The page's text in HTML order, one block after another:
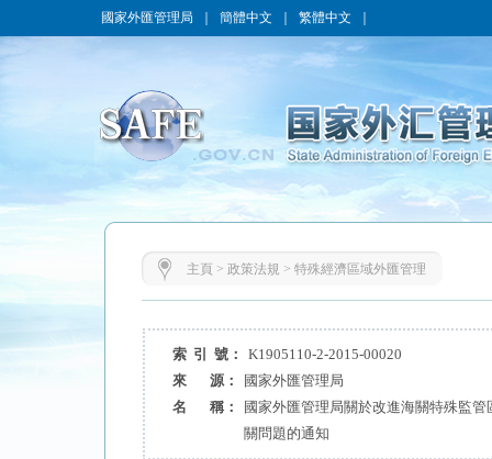
國家外匯管理局 簡體中文 繁體中文
主頁 > 政策法規 > 特殊經濟區域外匯管理
索 引 號：
K1905110-2-2015-00020
來 源：
國家外匯管理局
名 稱：
國家外匯管理局關於改進海關特殊監
關問題的通知